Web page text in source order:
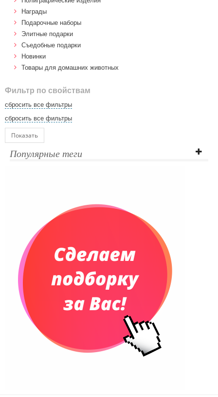
Награды
Подарочные наборы
Элитные подарки
Cъедобные подарки
Новинки
Товары для домашних животных
Фильтр по свойствам
сбросить все фильтры
сбросить все фильтры
Показать
Популярные теги